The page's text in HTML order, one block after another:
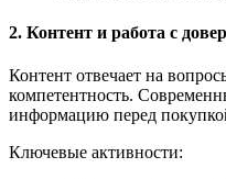
2. Контент и работа с
Контент отвечает на
компетентность.
информацию перед
Ключевые активности: